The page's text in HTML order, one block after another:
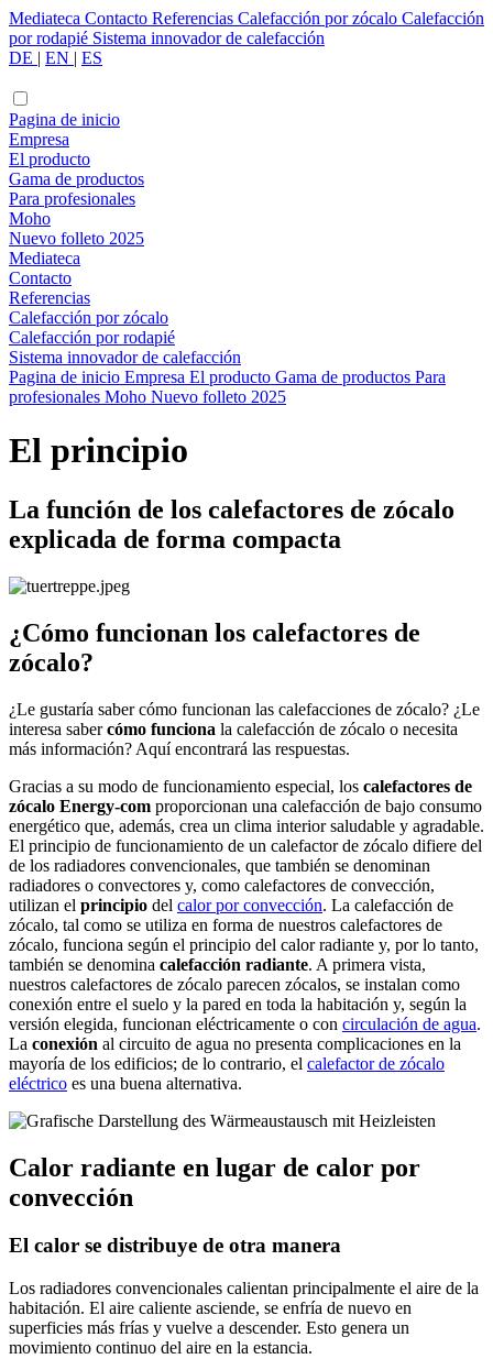
Mediateca Contacto Referencias Calefacción por zócalo Calefacción
por rodapié Sistema innovador de calefacción
DE | EN | ES
Pagina de inicio
Empresa
El producto
Gama de productos
Para profesionales
Moho
Nuevo folleto 2025
Mediateca
Contacto
Referencias
Calefacción por zócalo
Calefacción por rodapié
Sistema innovador de calefacción
Pagina de inicio Empresa El producto Gama de productos Para
profesionales Moho Nuevo folleto 2025
El principio
La función de los calefactores de zócalo
explicada de forma compacta
¿Cómo funcionan los calefactores de
zócalo?
¿Le gustaría saber cómo funcionan las calefacciones de zócalo? ¿Le
interesa sabercómo funciona la calefacción de zócalo o necesita
más información? Aquí encontrará las respuestas.
Gracias a su modo de funcionamiento especial, los calefactores de
zócalo Energy-com proporcionan una calefacción de bajo consumo
energético que, además, crea un clima interior saludable y agradable.
El principio de funcionamiento de un calefactor de zócalo difiere del
de los radiadores convencionales, que también se denominan
radiadores o convectores y, como calefactores de convección,
utilizan el principio del calor por convección. La calefacción de
zócalo, tal como se utiliza en forma de nuestros calefactores de
zócalo, funciona según el principio del calor radiante y, por lo tanto,
también se denomina calefacción radiante. A primera vista,
nuestros calefactores de zócalo parecen zócalos, se instalan como
conexión entre el suelo y la pared en toda la habitación y, según la
versión elegida, funcionan eléctricamente o con circulación de agua.
La conexión al circuito de agua no presenta complicaciones en la
mayoría de los edificios; de lo contrario, el calefactor de zócalo
eléctrico es una buena alternativa.
Calor radiante en lugar de calor por
convección
El calor se distribuye de otra manera
Los radiadores convencionales calientan principalmente el aire de la
habitación. El aire caliente asciende, se enfría de nuevo en
superficies más frías y vuelve a descender. Esto genera un
movimiento continuo del aire en la estancia.